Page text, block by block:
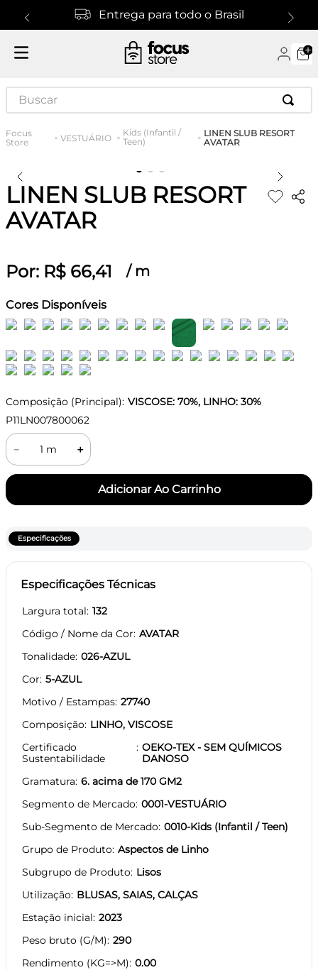
Entrega para todo o Brasil
Buscar
VESTUÁRIO
Kids (Infantil /
Teen)
LINEN SLUB RESORT
AVATAR
LINEN SLUB RESORT
AVATAR
Por: R$ 66,41 / m
Cores Disponíveis
Composição (Principal): VISCOSE: 70%, LINHO: 30%
P11LN007800062
＋
－
Especificações
Especificações Técnicas
Largura total 132
Código / Nome da Cor AVATAR
Tonalidade 026-AZUL
Cor 5-AZUL
Motivo / Estampas 27740
Composição LINHO, VISCOSE
Certificado
Sustentabilidade
OEKO-TEX - SEM QUÍMICOS
DANOSO
Gramatura 6. acima de 170 GM2
Segmento de Mercado 0001-VESTUÁRIO
Sub-Segmento de Mercado 0010-Kids (Infantil / Teen)
Grupo de Produto Aspectos de Linho
Subgrupo de Produto Lisos
Utilização BLUSAS, SAIAS, CALÇAS
Estação inicial 2023
Peso bruto (G/M) 290
Rendimento (KG=>M) 0.00